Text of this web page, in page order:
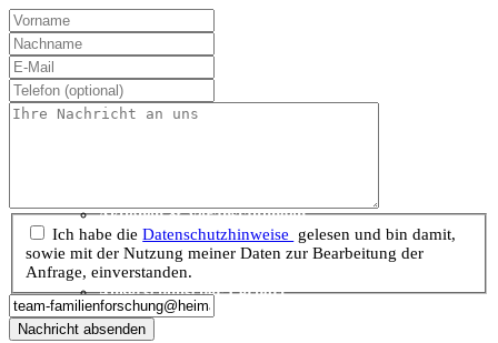
Aktuelles vom Sachsenhof
Aktionen & Veranstaltungen
Außerschulischer Lernort
Ich habe dieDaten­schutz­hinweise
gelesen und bin damit,
sowie mit der Nutzung meiner Daten zur Bearbeitung der
Anfrage, einverstanden.
Nachricht absenden